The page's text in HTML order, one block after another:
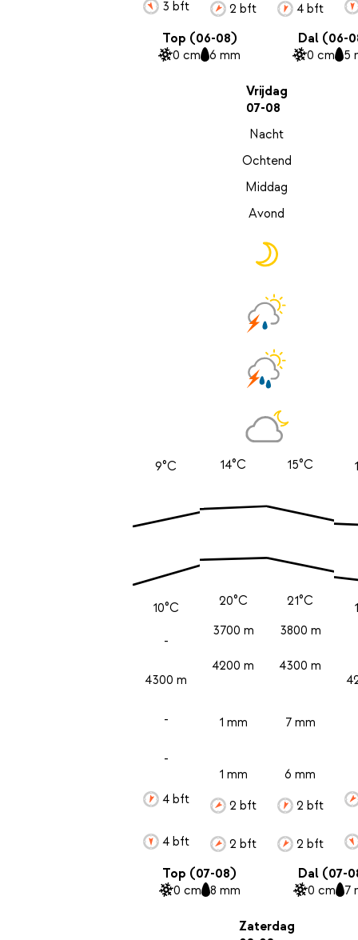
3 bft 2 bft 4 bft
Top (06-08)
0 cm 6 mm
Dal (06-
0 cm 5
Vrijdag
07-08
Nacht
Ochtend
Middag
Avond
9°C
10°C
-
4300 m
-
-
4 bft
4 bft
14°C
20°C
3700 m
4200 m
1 mm
1 mm
2 bft
2 bft
15°C
21°C
3800 m
4300 m
7 mm
6 mm
2 bft
2 bft
Top (07-08)
0 cm 8 mm
Dal (07-
0 cm 7
Zaterdag